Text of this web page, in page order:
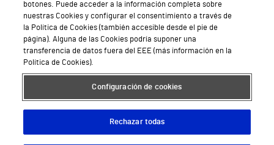
Teléfono Cita Médica
Teléfono Atención al Cliente
Política de seguridad y salud en el trabajo
Conoce a Supervita
Aviso Legal Política de cookies Política de privacidad Mapa web Protección de datos
botones. Puede acceder a la información completa sobre
nuestras Cookies y configurar el consentimiento a través de
la Política de Cookies (también accesible desde el pie de
página). Alguna de las Cookies podría suponer una
transferencia de datos fuera del EEE (más información en la
Política de Cookies).
Configuración de cookies
Rechazar todas